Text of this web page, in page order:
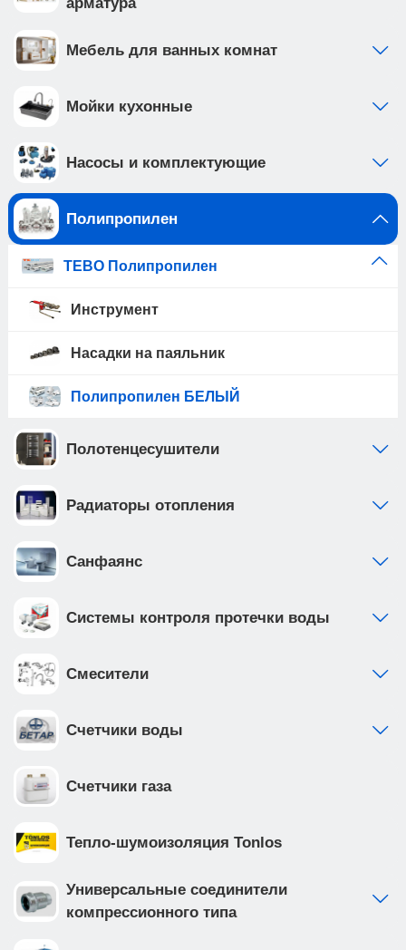
Мебель для ванных комнат
Мойки кухонные
Насосы и комплектующие
Полипропилен
TEBO Полипропилен
Инструмент
Насадки на паяльник
Полипропилен БЕЛЫЙ
Полотенцесушители
Радиаторы отопления
Санфаянс
Системы контроля протечки воды
Смесители
Счетчики воды
Счетчики газа
Тепло-шумоизоляция Tonlos
Универсальные соединители
компрессионного типа